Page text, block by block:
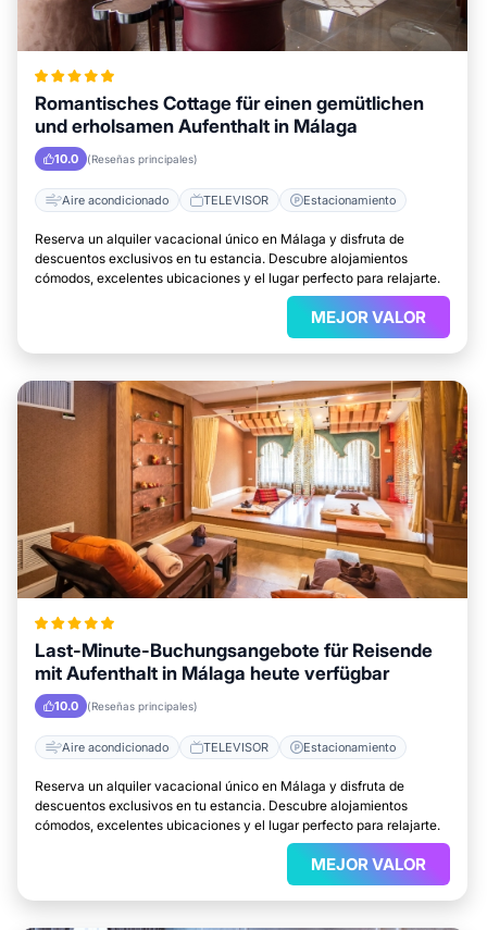
Romantisches Cottage für einen gemütlichen
und erholsamen Aufenthalt in Málaga
10.0 (Reseñas principales)
Aire acondicionado TELEVISOR Estacionamiento
Reserva un alquiler vacacional único en Málaga y disfruta de
descuentos exclusivos en tu estancia. Descubre alojamientos
cómodos, excelentes ubicaciones y el lugar perfecto para relajarte.
MEJOR VALOR
Last-Minute-Buchungsangebote für Reisende
mit Aufenthalt in Málaga heute verfügbar
10.0 (Reseñas principales)
Aire acondicionado TELEVISOR Estacionamiento
Reserva un alquiler vacacional único en Málaga y disfruta de
descuentos exclusivos en tu estancia. Descubre alojamientos
cómodos, excelentes ubicaciones y el lugar perfecto para relajarte.
MEJOR VALOR